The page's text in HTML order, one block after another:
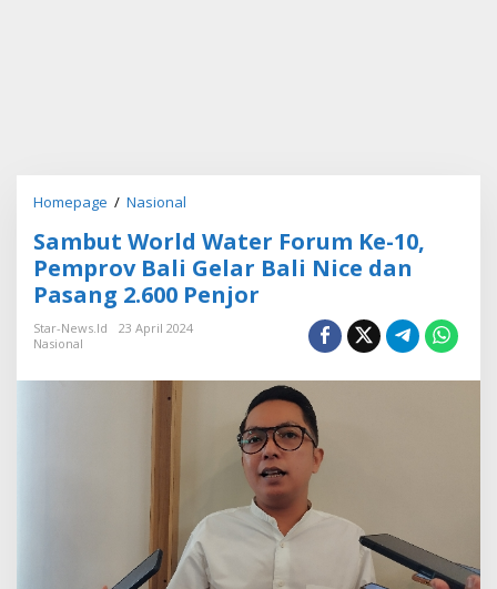
Homepage / Nasional
m
b
t
W
l
o
r
Sambut World Water Forum Ke-10,
Pemprov Bali Gelar Bali Nice dan
Pasang 2.600 Penjor
Star-News.id
23 April 2024
Nasional